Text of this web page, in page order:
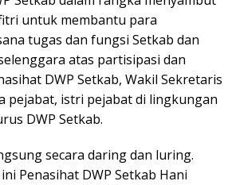
untuk membantu para
tugas dan fungsi Setkab dan
atas partisipasi dan
DWP Setkab, Wakil Sekretaris
pejabat, istri pejabat di lingkungan
DWP Setkab.
secara daring dan luring.
Penasihat DWP Setkab Hani